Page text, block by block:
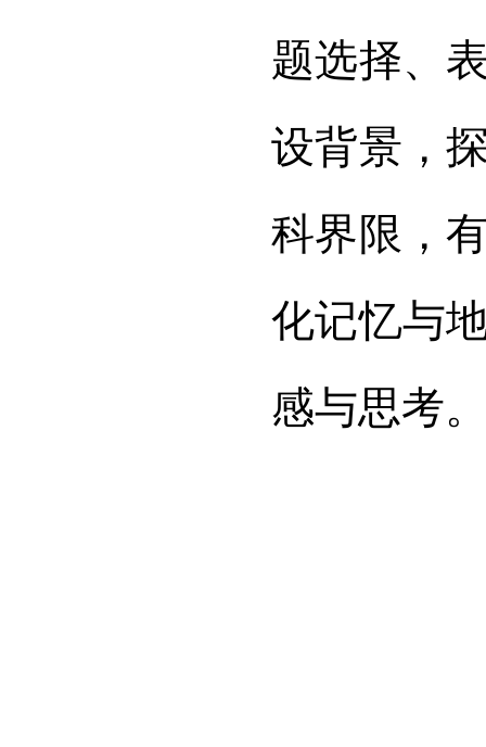
题选择、
设背景，
科界限，
化记忆与
感与思考